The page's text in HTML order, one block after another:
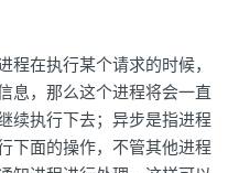
程在执行某个请求的时候，
息，那么这个进程将会一直
续执行下去；异步是指进程
下面的操作，不管其他进程